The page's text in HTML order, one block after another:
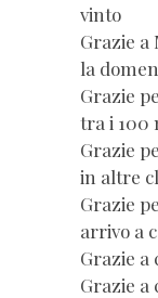
vinto
Grazie a
la
Grazie
tra i 100
Grazie
in altre
Grazie
arrivo a
Grazie a
Grazie a